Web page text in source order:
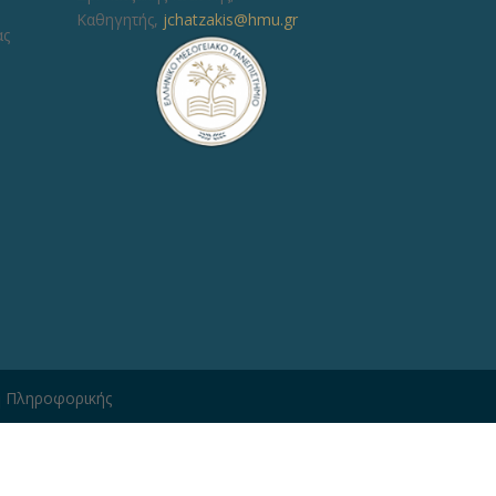
Καθηγητής, jchatzakis@hmu.gr